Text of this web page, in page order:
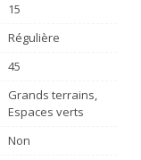
15
Régulière
45
Grands terrains,
Espaces verts
Non